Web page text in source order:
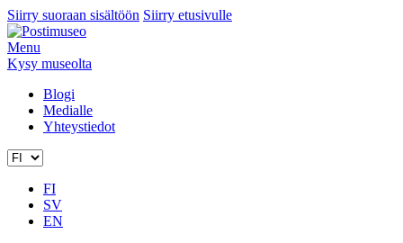
Siirry suoraan sisältöön Siirry etusivulle
Menu
Kysy museolta
Blogi
Medialle
Yhteystiedot
FI
SV
EN